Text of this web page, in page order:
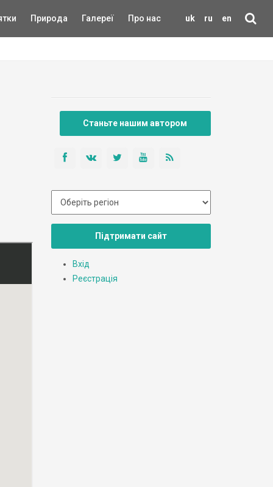
uk ru en
Природа Галереї Про нас
Станьте нашим автором
Підтримати сайт
Вхід
Реєстрація